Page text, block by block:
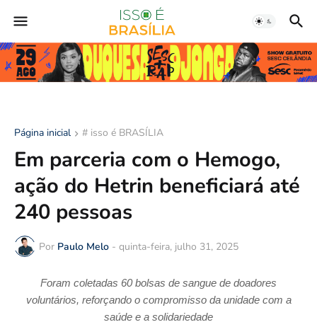
Página inicial # isso é BRASÍLIA
Em parceria com o Hemogo,
ação do Hetrin beneficiará até
240 pessoas
Por Paulo Melo - quinta-feira, julho 31, 2025
Foram coletadas 60 bolsas de sangue de doadores
voluntários, reforçando o compromisso da unidade com a
saúde e a solidariedade